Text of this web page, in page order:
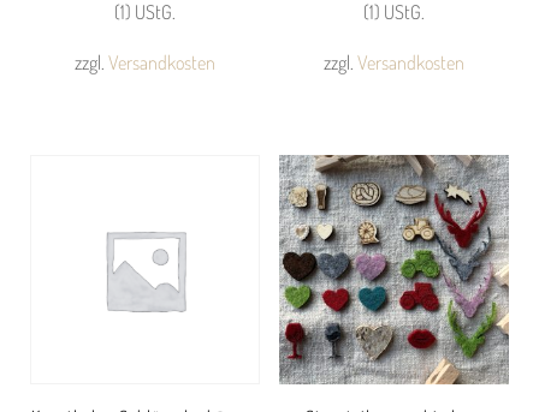
(1) UStG.
zzgl.Versandkosten
Varianten
auf.
können
(1) UStG.
zzgl.Versandkosten
weist
mehrere
Varianten
auf.
Die
Optionen
können